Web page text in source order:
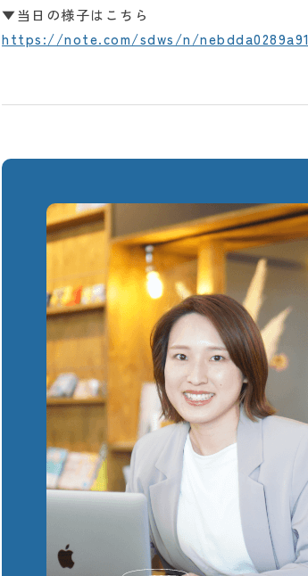
▼当日の様子はこちら
https://note.com/sdws/n/nebdda0289a91